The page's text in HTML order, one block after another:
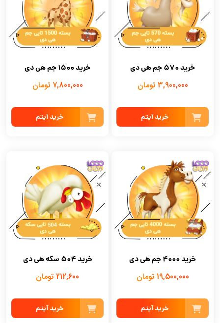
خرید 570 جم هی دی
3,900,000 تومان
خرید آیتم
خرید 1500 جم هی دی
7,800,000 تومان
خرید آیتم
خرید 4000 جم هی دی
19,500,000 تومان
خرید آیتم
خرید 504 سکه هی دی
212,600 تومان
خرید آیتم